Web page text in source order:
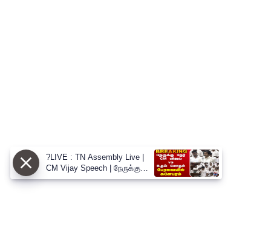
?LIVE : TN Assembly Live |
CM Vijay Speech | நேருக்கு
நேர் CM விஜய் vs உதய் மோதல்